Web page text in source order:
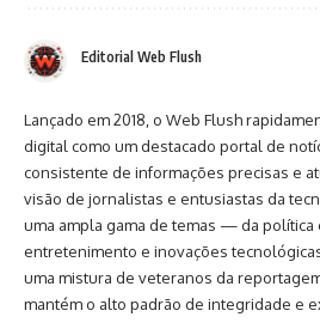
Editorial Web Flush
Lançado em 2018, o Web Flush
digital como um destacado portal de
consistente de informações precisas e
visão de jornalistas e entusiastas da
uma ampla gama de temas — da política
entretenimento e inovações
uma mistura de veteranos da
mantém o alto padrão de integridade e